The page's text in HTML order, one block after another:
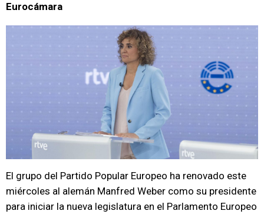
Eurocámara
El grupo del Partido Popular Europeo ha renovado este
miércoles al alemán Manfred Weber como su presidente
para iniciar la nueva legislatura en el Parlamento Europeo